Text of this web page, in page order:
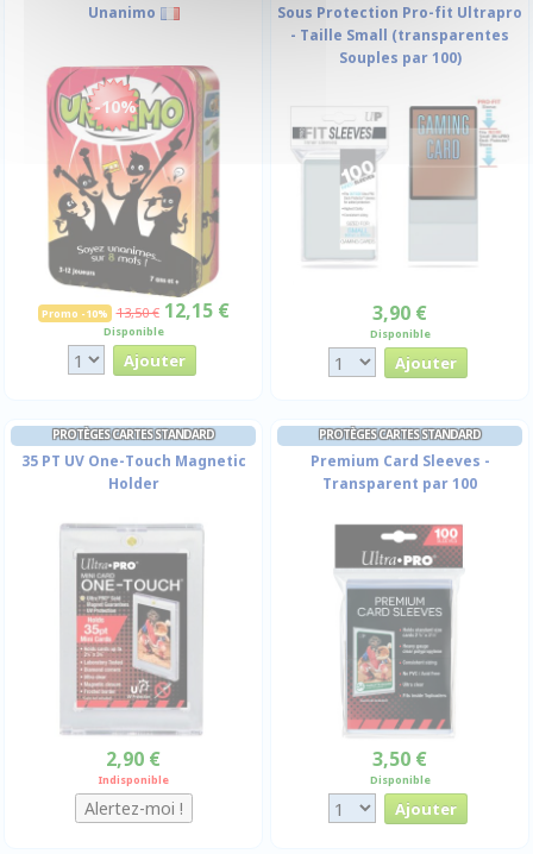
Unanimo
-10%
Promo -10% 13,50 € 12,15 €
Disponible
Sous Protection Pro-fit Ultrapro
- Taille Small (transparentes
Souples par 100)
3,90 €
Disponible
PROTÈGES CARTES STANDARD
35 PT UV One-Touch Magnetic
Holder
2,90 €
Indisponible
PROTÈGES CARTES STANDARD
Premium Card Sleeves -
Transparent par 100
3,50 €
Disponible